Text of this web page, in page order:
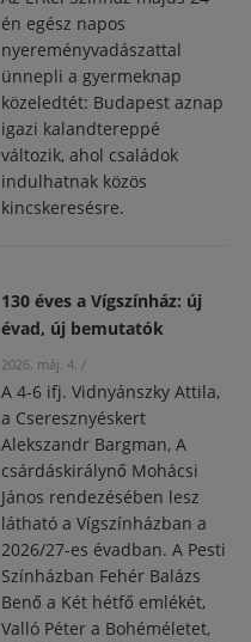
én egész napos
nyereményvadászattal
ünnepli a gyermeknap
közeledtét: Budapest aznap
igazi kalandtereppé
változik, ahol családok
indulhatnak közös
kincskeresésre.
130 éves a Vígszínház: új
évad, új bemutatók
2026. máj. 4. /
A 4-6 ifj. Vidnyánszky Attila,
a Cseresznyéskert
Alekszandr Bargman, A
csárdáskirálynő Mohácsi
János rendezésében lesz
látható a Vígszínházban a
2026/27-es évadban. A Pesti
Színházban Fehér Balázs
Benő a Két hétfő emlékét,
Valló Péter a Bohéméletet,